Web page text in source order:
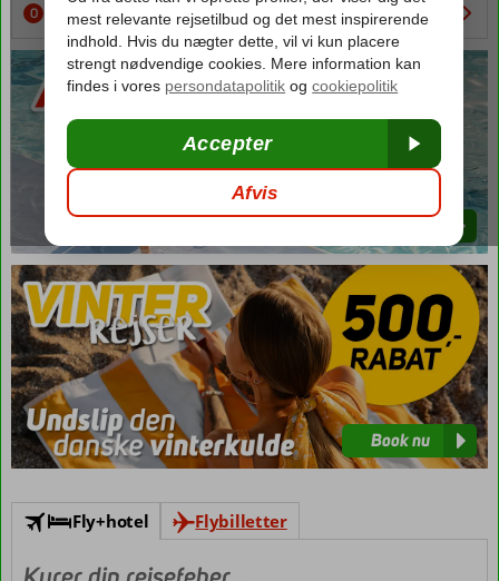
0 MINE FAVORITHOTELLER
Book
nu
Book nu
Book
nu
Fly+hotel Flybilletter